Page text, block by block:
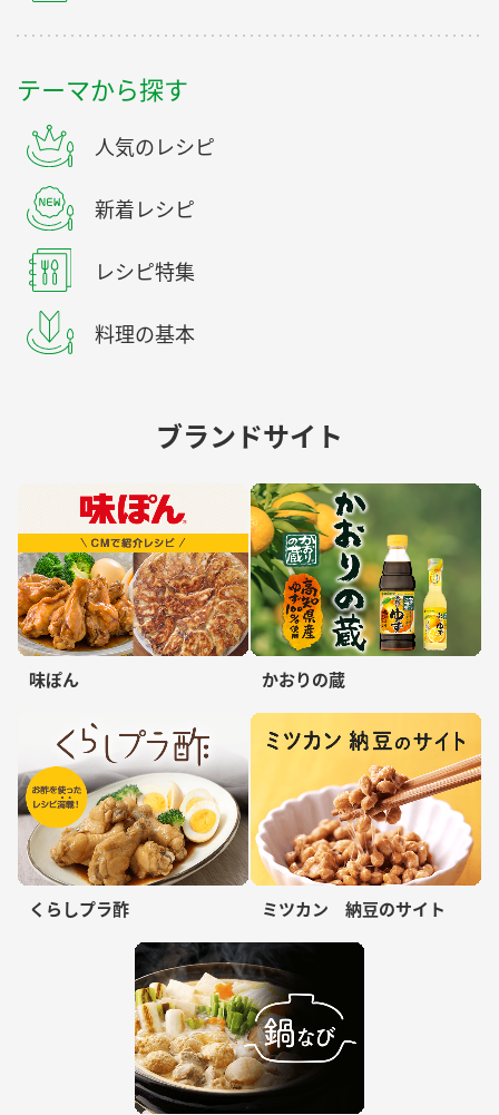
テーマから探す
人気のレシピ
新着レシピ
レシピ特集
料理の基本
ブランドサイト
味ぽん かおりの蔵
くらしプラ酢 ミツカン 納豆のサイト